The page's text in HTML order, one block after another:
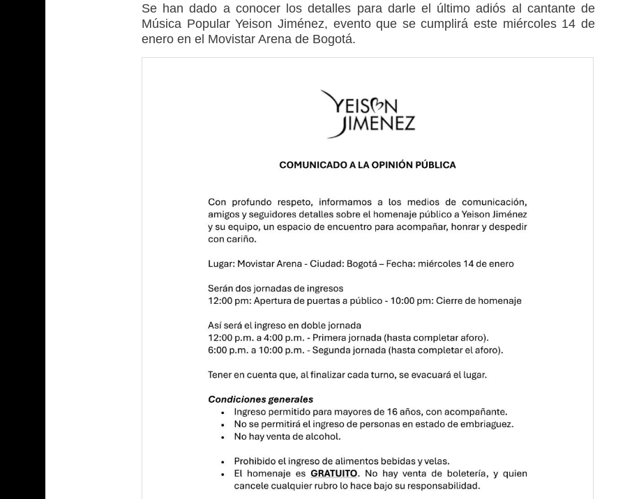
Se han dado a conocer los detalles para darle el último adiós al cantante de
Música Popular Yeison Jiménez, evento que se cumplirá este miércoles 14 de
enero en el Movistar Arena de Bogotá.